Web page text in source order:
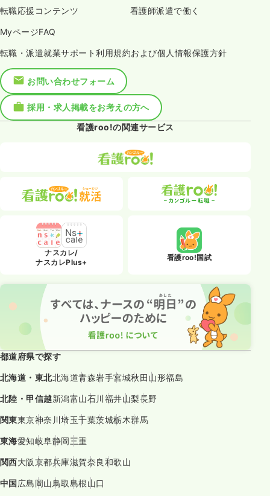
転職応援コンテンツ 看護師派遣で働く
MyページFAQ
転職・派遣就業サポート利用規約および個人情報保護方針
お問い合わせフォーム
採用・求人掲載をお考えの方へ
看護roo!の関連サービス
ナスカレ/
ナスカレPlus+
看護roo!国試
都道府県で探す
北海道・東北北海道青森岩手宮城秋田山形福島
北陸・甲信越新潟富山石川福井山梨長野
関東東京神奈川埼玉千葉茨城栃木群馬
東海愛知岐阜静岡三重
関西大阪京都兵庫滋賀奈良和歌山
中国広島岡山鳥取島根山口